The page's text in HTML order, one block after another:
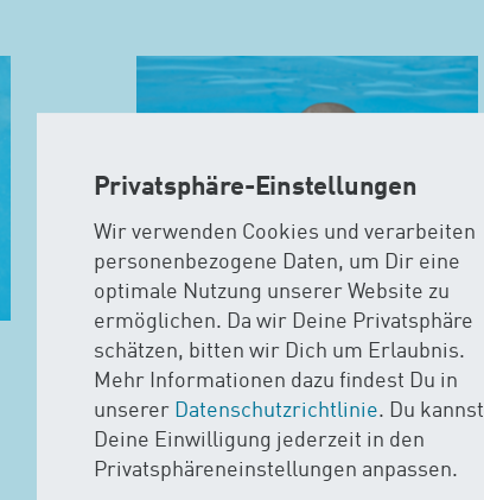
Privatsphäre-Einstellungen
Wir verwenden Cookies und verarbeiten
personenbezogene Daten, um Dir eine
optimale Nutzung unserer Website zu
ermöglichen. Da wir Deine Privatsphäre
schätzen, bitten wir Dich um Erlaubnis.
Mehr Informationen dazu findest Du in
unserer Datenschutzrichtlinie. Du kannst
Deine Einwilligung jederzeit in den
Privatsphäreneinstellungen anpassen.
MAXIS
AB 15 MONATEN
Im MAXIS-Kurs stehen Sicherheit
und Spass im Wasser im